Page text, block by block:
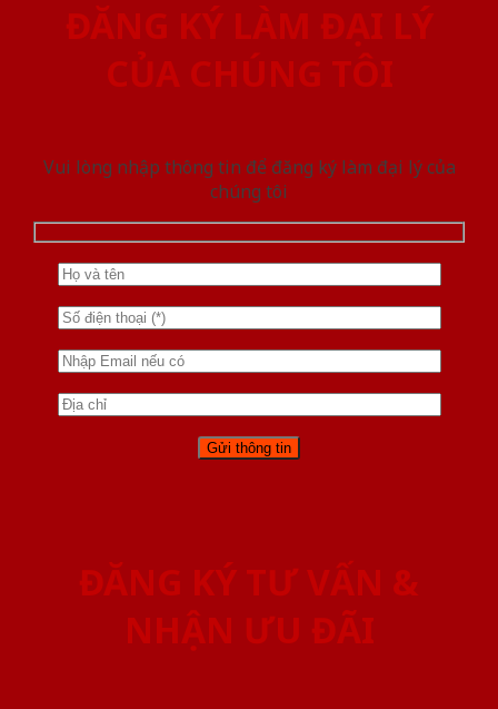
ĐĂNG KÝ LÀM ĐẠI LÝ
CỦA CHÚNG TÔI
Vui lòng nhập thông tin để đăng ký làm đại lý của
chúng tôi
ĐĂNG KÝ TƯ VẤN &
NHẬN ƯU ĐÃI